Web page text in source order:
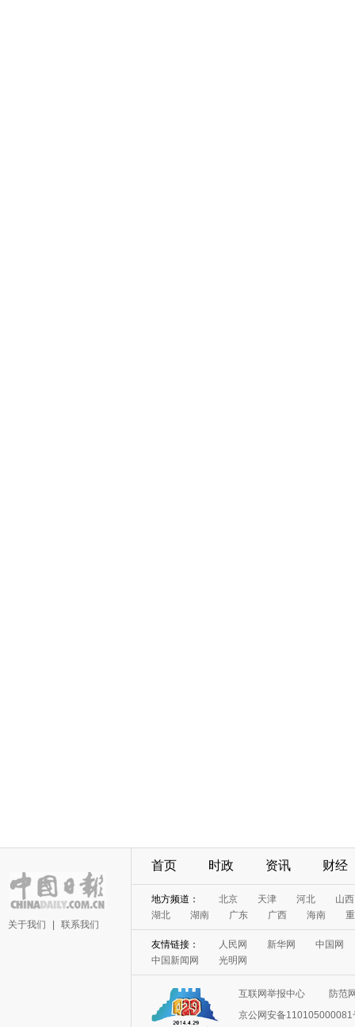
关于我们 联系我们
首页 时政 资讯 财经
地方频道： 北京 天津 河北
山西
湖北
湖南 广东 广西 海南
友情链接： 人民网 新华网
中国网
中国新闻网
光明网
互联网举报中心
防范
京公网安备110105000081